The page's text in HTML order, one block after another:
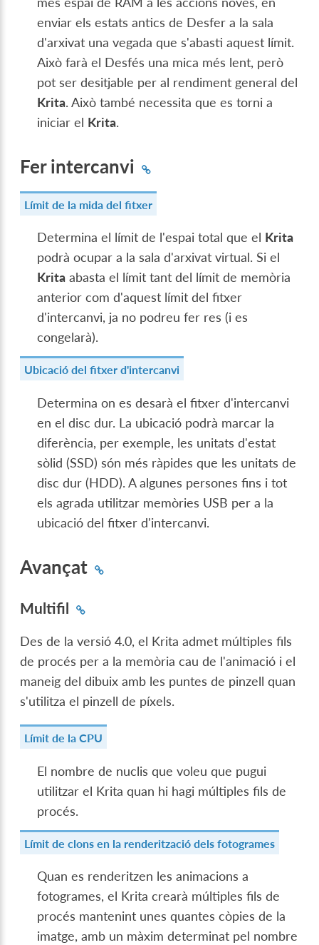
enviar els estats antics de Desfer a la sala
d'arxivat una vegada que s'abasti aquest límit.
Això farà el Desfés una mica més lent, però
pot ser desitjable per al rendiment general del
Krita. Això també necessita que es torni a
iniciar el Krita.
Fer intercanvi
Límit de la mida del fitxer
Determina el límit de l'espai total que el Krita
podrà ocupar a la sala d'arxivat virtual. Si el
Krita abasta el límit tant del límit de memòria
anterior com d'aquest límit del fitxer
d'intercanvi, ja no podreu fer res (i es
congelarà).
Ubicació del fitxer d'intercanvi
Determina on es desarà el fitxer d'intercanvi
en el disc dur. La ubicació podrà marcar la
diferència, per exemple, les unitats d'estat
sòlid (SSD) són més ràpides que les unitats de
disc dur (HDD). A algunes persones fins i tot
els agrada utilitzar memòries USB per a la
ubicació del fitxer d'intercanvi.
Avançat
Multifil
Des de la versió 4.0, el Krita admet múltiples fils
de procés per a la memòria cau de l'animació i el
maneig del dibuix amb les puntes de pinzell quan
s'utilitza el pinzell de píxels.
Límit de la CPU
El nombre de nuclis que voleu que pugui
utilitzar el Krita quan hi hagi múltiples fils de
procés.
Límit de clons en la renderització dels fotogrames
Quan es renderitzen les animacions a
fotogrames, el Krita crearà múltiples fils de
procés mantenint unes quantes còpies de la
imatge, amb un màxim determinat pel nombre